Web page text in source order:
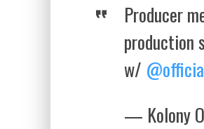
Producer
production
w/
— Kolony